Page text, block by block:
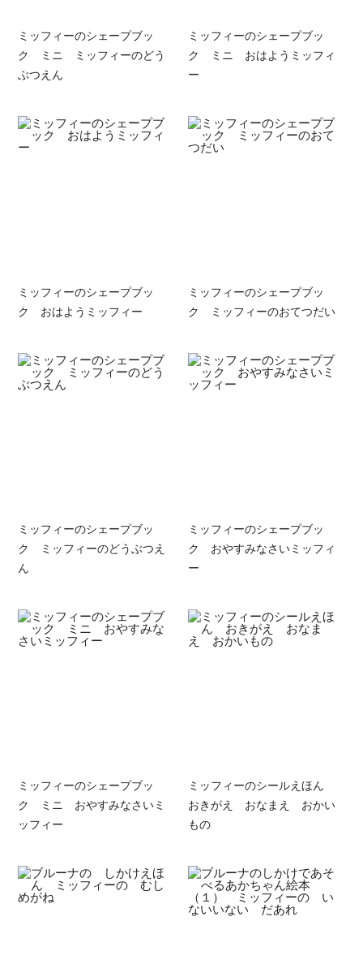
ミッフィーのシェープブッ
ク ミニ ミッフィーのどう
ぶつえん
ミッフィーのシェープブッ
ク ミニ おはようミッフィ
ー
ミッフィーのシェープブッ
ク おはようミッフィー
ミッフィーのシェープブッ
ク ミッフィーのおてつだい
ミッフィーのシェープブッ
ク ミッフィーのどうぶつえ
ん
ミッフィーのシェープブッ
ク おやすみなさいミッフィ
ー
ミッフィーのシェープブッ
ク ミニ おやすみなさいミ
ッフィー
ミッフィーのシールえほん
おきがえ おなまえ おかい
もの